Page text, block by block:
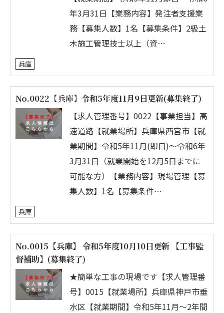
年3月31日【業務内容】発注者支援業
務【募集人数】1名【募集条件】2級土
木施工管理技士以上（資…
兵庫
No.0022【兵庫】令和5年度11月9日更新(募集終了)
【求人管理番号】0022【事業担当】高
速道路【就業場所】兵庫県西宮市【就
業期間】令和5年11月(即日)～令和6年
3月31日（就業開始を12月5日までに
可能な方）【業務内容】現場管理【募
集人数】1名【募集条件…
兵庫
No.0015【兵庫】 令和5年度10月10日更新 【工事監
督補助】(募集終了)
★簡単な工事の現場です【求人管理番
号】0015【就業場所】兵庫県神戸市垂
水区【就業期間】令和5年11月～2年間